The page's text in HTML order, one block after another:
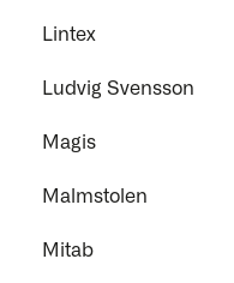
Lintex
Ludvig Svensson
Magis
Malmstolen
Mitab